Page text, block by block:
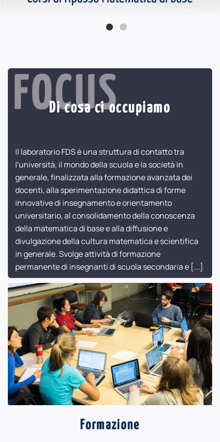
Online la seconda serie Podcast FDS - Katherine Johnson
FOCUS
Di cosa ci occupiamo
Il laboratorio FDS è una struttura di contatto tra
l'università, il mondo della scuola e la società in
generale, finalizzata alla formazione avanzata dei
docenti, alla sperimentazione didattica di forme
innovative di insegnamento e orientamento
universitario, al consolidamento della conoscenza
della matematica di base e alla diffusione e
divulgazione della cultura matematica e scientifica
in generale. Svolge attività di formazione
permanente di insegnanti di scuola secondaria e [...]
Formazione